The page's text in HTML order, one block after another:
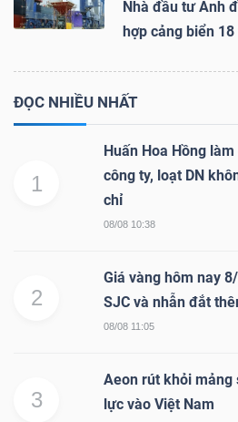
Nhà đầu tư Anh
hợp cảng biển 18
ĐỌC NHIỀU NHẤT
1
Huấn Hoa Hồng
công ty, loạt DN
chỉ
08/08 10:38
2
Giá vàng hôm nay
SJC và nhẫn đắt
08/08 11:05
3
Aeon rút khỏi mảng
lực vào Việt Nam